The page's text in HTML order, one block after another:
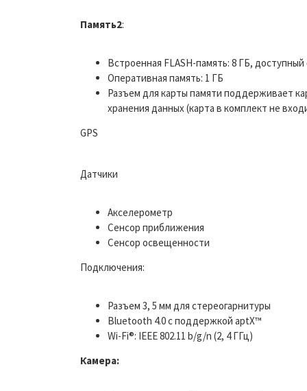
Память2:
Встроенная FLASH-память: 8 ГБ,
Оперативная память: 1 ГБ
Разъем для карты памяти поддерживает
хранения данных (карта в комплект не
GPS
Датчики
Акселерометр
Сенсор приближения
Сенсор освещенности
Подключения:
Разъем 3, 5 мм для стереогарнитуры
Bluetooth 4.0 c поддержкой aptX™
Wi-Fi®: IEEE 802.11 b/g/n (2, 4 ГГц)
Камера: